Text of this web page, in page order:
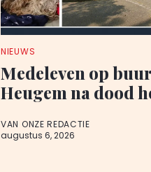
NIEUWS
Medeleven op
Heugem na dood
VAN ONZE REDACTIE
augustus 6, 2026